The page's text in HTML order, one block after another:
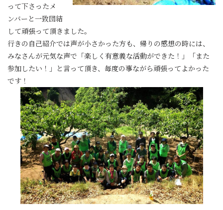
って下さったメ
ンバーと一致団結
して頑張って頂きました。
行きの自己紹介では声が小さかった方も、帰りの感想の時には、
みなさんが元気な声で「楽しく有意義な活動ができた！」「また
参加したい！」と言って頂き、毎度の事ながら頑張ってよかった
です！